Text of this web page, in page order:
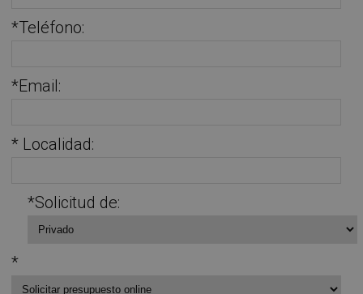
*Teléfono:
*Email:
* Localidad:
*Solicitud de:
*